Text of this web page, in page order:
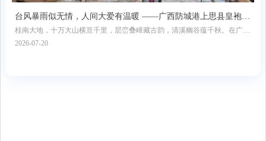
台风暴雨似无情，人间大爱有温暖 ——广西防城港上思县皇袍山
澳门同胞历险记
桂南大地，十万大山横亘千里，层峦叠嶂藏古韵，清溪幽谷蕴千秋。在广西
防城港市上思县的深山腹地，皇袍山静立群山之间，携六百年帝王传说，揽
2026-07-20